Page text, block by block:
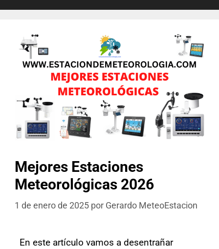
Mejores Estaciones
Meteorológicas 2026
1 de enero de 2025 por Gerardo MeteoEstacion
En este artículo vamos a desentrañar